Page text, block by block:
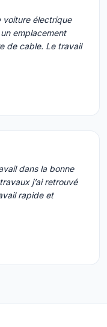
voiture électrique
emplacement
de cable. Le travail
dans la bonne
j’ai retrouvé
rapide et